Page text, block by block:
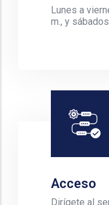
Lunes a
m., y
Acceso
Dirígete al